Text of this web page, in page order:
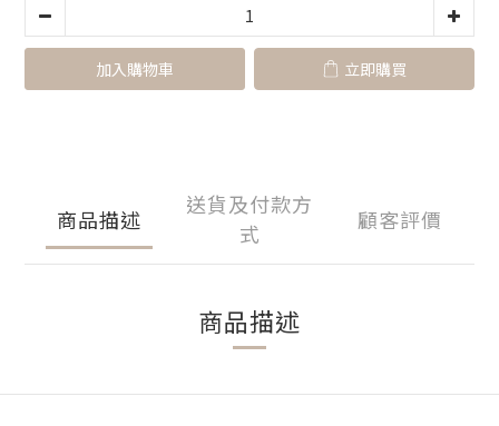
加入購物車 立即購買
商品描述
送貨及付款方
式
顧客評價
商品描述